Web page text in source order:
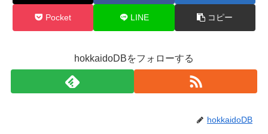
Pocket LINE コピー
hokkaidoDBをフォローする
hokkaidoDB